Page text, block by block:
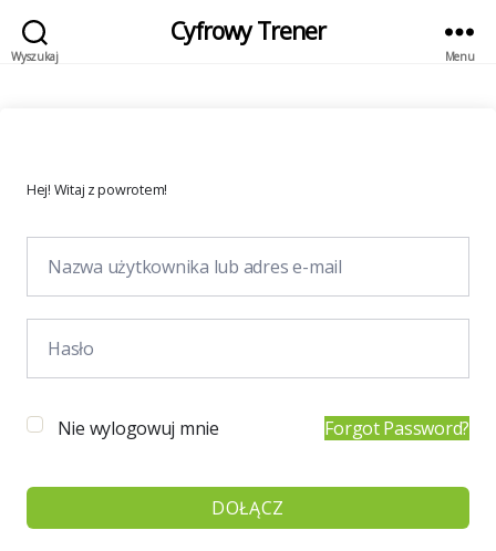
Wyszukaj
Cyfrowy Trener
Menu
Hej! Witaj z powrotem!
Nie wylogowuj mnie Forgot Password?
DOŁĄCZ